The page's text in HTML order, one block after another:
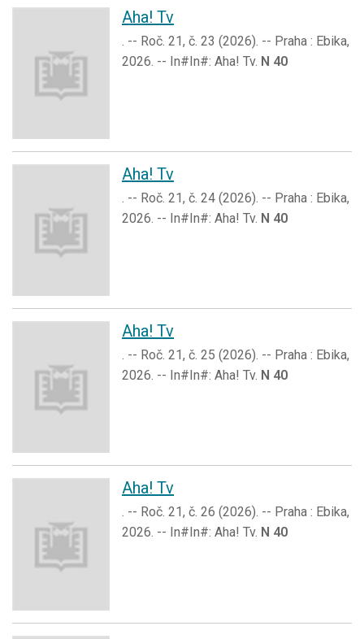
Aha! Tv
. -- Roč. 21, č. 23 (2026). -- Praha : Ebika,
2026. -- In#In#: Aha! Tv. N 40
Aha! Tv
. -- Roč. 21, č. 24 (2026). -- Praha : Ebika,
2026. -- In#In#: Aha! Tv. N 40
Aha! Tv
. -- Roč. 21, č. 25 (2026). -- Praha : Ebika,
2026. -- In#In#: Aha! Tv. N 40
Aha! Tv
. -- Roč. 21, č. 26 (2026). -- Praha : Ebika,
2026. -- In#In#: Aha! Tv. N 40